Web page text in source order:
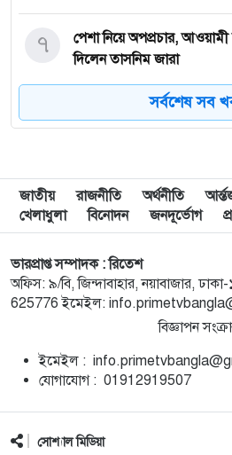
পেশা নিয়ে অপপ্রচার, আওয়ামী
দিলেন তাসনিম জারা
৭
গাজায় ধ্বংসস্তূপ থেকে ১৯ লাশ
৮
৯
মানবসেবার জন্য রোটারির
হাবিবুল্লাহ তালুকদার রাসকিন
১০
হাসিনার নির্দেশে গুম করা
১১
সময়মতো না আসায় ফ্লাইট মিস,
১২
আলিয়ঁস ফ্রঁসেজে আসছে ‘নেচার
১৩
সর্বশেষ সব
জাতীয় রাজনীতি অর্থনীতি
খেলাধুলা
বিনোদন জনদূর্ভোগ
ভারপ্রাপ্ত সম্পাদক : রিতেশ
অফিস: ৯/বি, জিন্দাবাহার, নয়াবাজার,
625776 ইমেইল:
বিজ্ঞাপন
ইমেইল :
যোগাযোগ : 01912919507
সোশ্যাল মিডিয়া